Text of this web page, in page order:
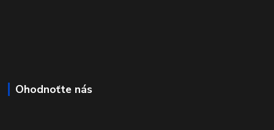
Ohodnoťte nás